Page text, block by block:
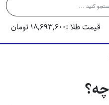
قیمت طلا :18,693,600 تومان